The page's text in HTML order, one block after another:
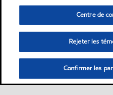
Centre de
Rejeter les
Confirmer les